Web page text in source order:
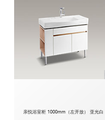
亲悦浴室柜 1000mm（左开放） 亚光白